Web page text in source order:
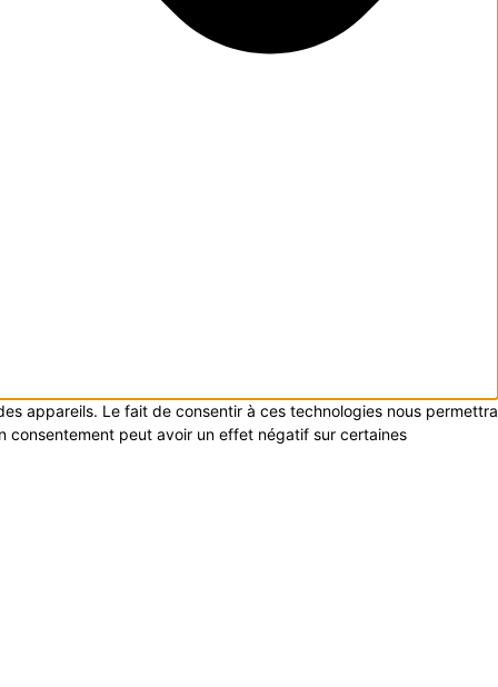
appareils. Le fait de consentir à ces technologies nous permettra
consentement peut avoir un effet négatif sur certaines